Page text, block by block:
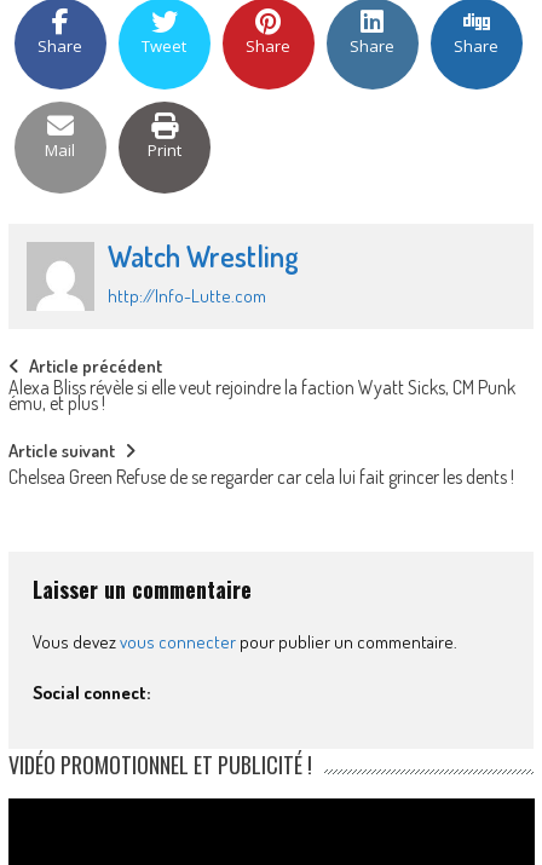
Share Tweet Share Share Share
Mail Print
Watch Wrestling
http://Info-Lutte.com
Post
navigation
Article précédent
Alexa Bliss révèle si elle veut rejoindre la faction Wyatt Sicks, CM Punk
ému, et plus !
Article suivant
Chelsea Green Refuse de se regarder car cela lui fait grincer les dents !
Laisser un commentaire
Vous devezvous connecterpour publier un commentaire.
Social connect:
VIDÉO PROMOTIONNEL ET PUBLICITÉ !